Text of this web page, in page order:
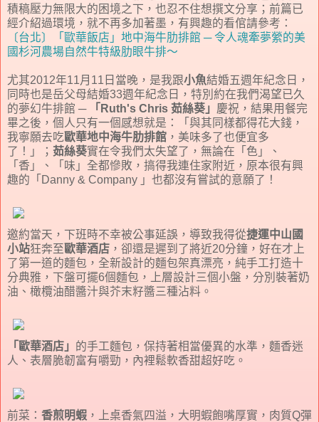
積稿壓力無限大的困境之下，也忍不住想撰文分享；前篇已
經介紹過環境，就不再多加著墨，有興趣的看倌請參考：
〔台北〕「歐華飯店」地中海牛肋排館 ─ 令人魂牽夢縈的美
國杉河農場自然牛特級肋眼牛排～
尤其2012年11月11日當晚，是我跟小魚結婚五週年紀念日，
同時也是岳父母結婚33週年紀念日，特別約在我們渴望已久
的夢幻牛排館 ─
「Ruth's Chris 茹絲葵」 慶祝，結果用餐完
畢之後，個人只有一個感想就是：「與其同樣都得花大錢，
我寧願去吃 歐華地中海牛肋排館 ，美味多了也便宜多
了！」； 茹絲葵實在令我們太失望了，無論在「色」、
「香」、「味」全都慘敗，搞得我連住家附近，原本很有興
趣的「Danny & Company 」也都沒有嘗試的意願了！
邀約當天，下班時不幸被公事延誤，導致我得從捷運中山國
小站狂奔至 歐華酒店 ，卻還是遲到了將近20分鐘，好在才上
了第一道的麵包，全新設計的麵包架真漂亮，純手工打造十
分典雅，下盤可擺6個麵包，上層設計三個小盤，分別裝著奶
油、橄欖油醋醬汁與芥末籽醬三種沾料。
「歐華酒店」 的手工麵包，保持著相當優異的水準，麵香迷
人、表層脆韌富有嚼勁，內裡鬆軟香甜超好吃。
前菜： 香煎明蝦 ，上桌香氣四溢，大明蝦飽嘴厚實，肉質Q彈